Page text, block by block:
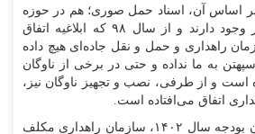
اساس آن، اسناد حمل صوری؛ هم در حوزه
درون و هم برون شهر وجود دارند و از سال ۹۸ که ابلاغیه اتفاق
راهداری و حمل و نقل جاده‌ای هیچ داده
به ما نداده و حتی در برخی از ناوگان
است و از طرفی، نصب و تجهیز ناوگان نیز،
اتفاق می‌افتاده است.
یوسفی افزود: در قانون بودجه سال ۱۴۰۲، سازمان راهداری مکلف